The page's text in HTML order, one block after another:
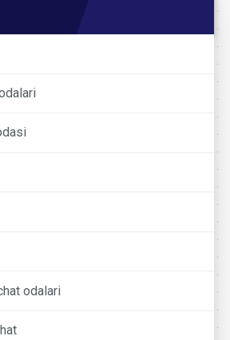
odalari